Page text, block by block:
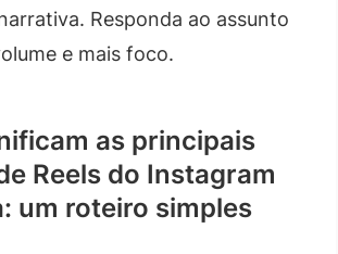
Responda ao assunto
e mais foco.
as principais
Reels do Instagram
um roteiro simples